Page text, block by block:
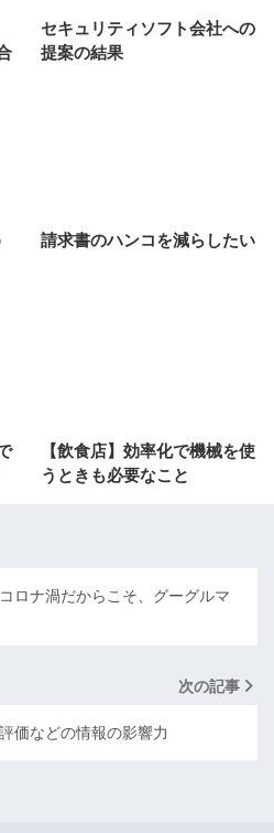
セキュリティソフト会社への
提案の結果
請求書のハンコを減らしたい
【飲食店】効率化で機械を使
うときも必要なこと
ロナ渦だからこそ、グーグルマ
次の記事
価などの情報の影響力